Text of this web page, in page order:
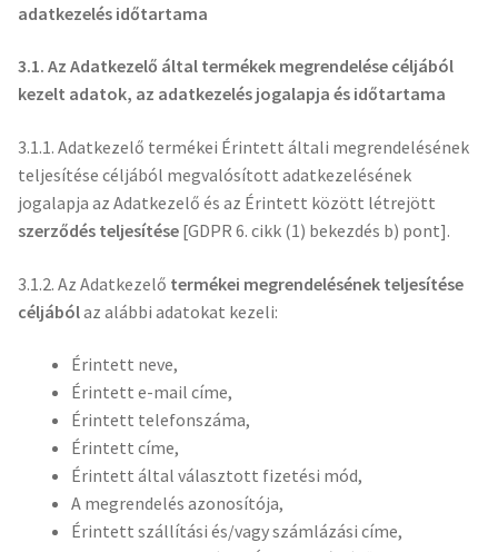
adatkezelés időtartama
3.1. Az Adatkezelő által termékek megrendelése céljából
kezelt adatok, az adatkezelés jogalapja és időtartama
3.1.1. Adatkezelő termékei Érintett általi megrendelésének
teljesítése céljából megvalósított adatkezelésének
jogalapja az Adatkezelő és az Érintett között létrejött
szerződés teljesítése [GDPR 6. cikk (1) bekezdés b) pont].
3.1.2. Az Adatkezelő termékei megrendelésének teljesítése
céljábólaz alábbi adatokat kezeli:
Érintett neve,
Érintett e-mail címe,
Érintett telefonszáma,
Érintett címe,
Érintett által választott fizetési mód,
A megrendelés azonosítója,
Érintett szállítási és/vagy számlázási címe,